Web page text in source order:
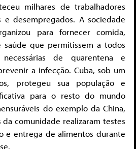
milhares de trabalhadores
e desempregados. A sociedade
para fornecer comida,
que permitissem a todos
de quarentena e
a infecção. Cuba, sob um
protegeu sua população e
para o resto do mundo
do exemplo da China,
comunidade realizaram testes
e entrega de alimentos durante